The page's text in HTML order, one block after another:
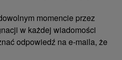
momencie przez
w każdej wiadomości
odpowiedź na e-maila, że